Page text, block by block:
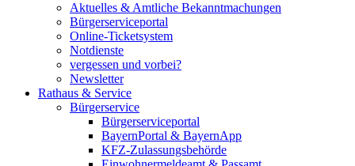
Aktuelles & Amtliche Bekanntmachungen
Bürgerserviceportal
Online-Ticketsystem
Notdienste
vergessen und vorbei?
Newsletter
Rathaus & Service
Bürgerservice
Bürgerserviceportal
BayernPortal & BayernApp
KFZ-Zulassungsbehörde